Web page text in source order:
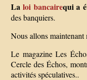
Laloi bancairequi a
des banquiers.
Nous allons
Le magazine Les
Cercle des Échos,
activités spéculatives..